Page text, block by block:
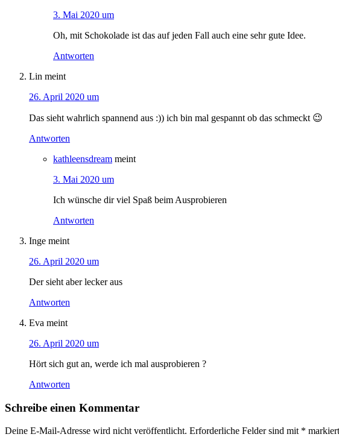
3. Mai 2020 um
Oh, mit Schokolade ist das auf jeden Fall auch eine sehr gute Idee.
Antworten
Lin meint
26. April 2020 um
Das sieht wahrlich spannend aus :)) ich bin mal gespannt ob das schmeckt 😉
Antworten
kathleensdream meint
3. Mai 2020 um
Ich wünsche dir viel Spaß beim Ausprobieren
Antworten
Inge meint
26. April 2020 um
Der sieht aber lecker aus
Antworten
Eva meint
26. April 2020 um
Hört sich gut an, werde ich mal ausprobieren ?
Antworten
Schreibe einen Kommentar
Deine E-Mail-Adresse wird nicht veröffentlicht. Erforderliche Felder sind mit * markiert